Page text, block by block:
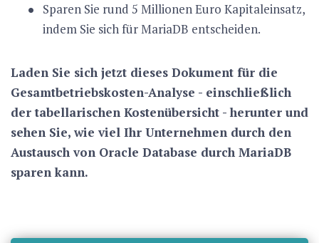
Sparen Sie rund 5 Millionen Euro Kapitaleinsatz,
indem Sie sich für MariaDB entscheiden.
Laden Sie sich jetzt dieses Dokument für die
Gesamtbetriebskosten-Analyse - einschließlich
der tabellarischen Kostenübersicht - herunter und
sehen Sie, wie viel Ihr Unternehmen durch den
Austausch von Oracle Database durch MariaDB
sparen kann.